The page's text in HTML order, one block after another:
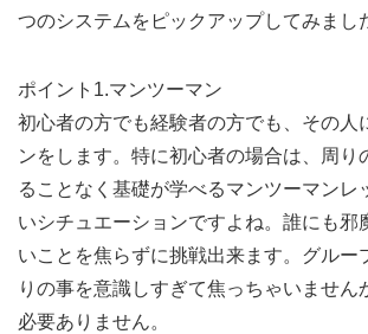
つのシステムをピックアップしてみまし
ポイント1.マンツーマン
初心者の方でも経験者の方でも、その人
ンをします。特に初心者の場合は、周り
ることなく基礎が学べるマンツーマンレ
いシチュエーションですよね。誰にも邪
いことを焦らずに挑戦出来ます。グルー
りの事を意識しすぎて焦っちゃいません
必要ありません。